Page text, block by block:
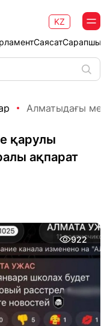
Саясат
KZ
Алматыдағы
қарулы
ақпарат
922